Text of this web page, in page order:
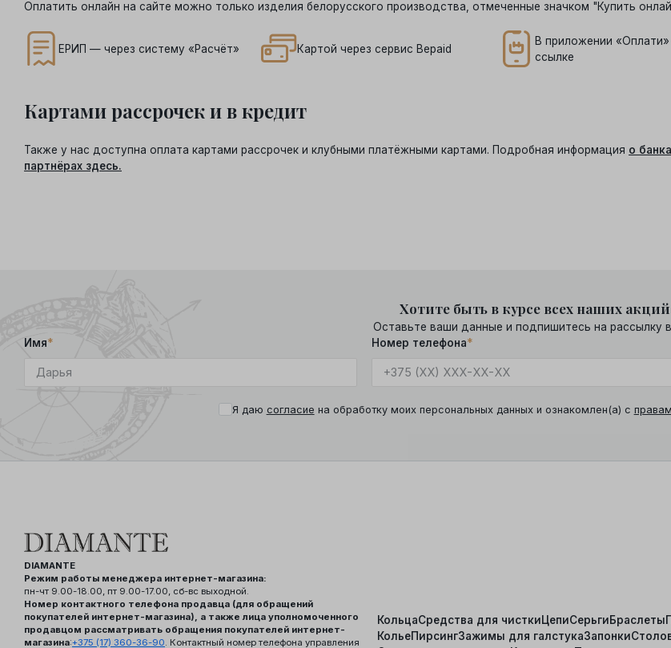
Оплатить онлайн на сайте можно только изделия белорусского производства, отмеченные значком "Купить
ЕРИП — через систему «Расчёт» Картой через сервис Bepaid
В приложении
ссылке
Картами рассрочек и в кредит
Также у нас доступна оплата картами рассрочек и клубными платёжными картами. Подробная информация о
партнёрах здесь.
Хотите быть в курсе всех наших
Оставьте ваши данные и подпишитесь на рассылку
Имя* Номер телефона*
Я даю согласие на обработку моих персональных данных и ознакомлен(а) с
DIAMANTE
Режим работы менеджера интернет-магазина:
пн-чт 9.00-18.00, пт 9.00-17.00, сб-вс выходной.
Номер контактного телефона продавца (для обращений
покупателей интернет-магазина), а также лица уполномоченного
продавцом рассматривать обращения покупателей интернет-
магазина:+375 (17) 360-36-90 . Контактный номер телефона управления
КольцаСредства для чисткиЦепиСерьгиБраслеты
КольеПирсингЗажимы для галстукаЗапонки